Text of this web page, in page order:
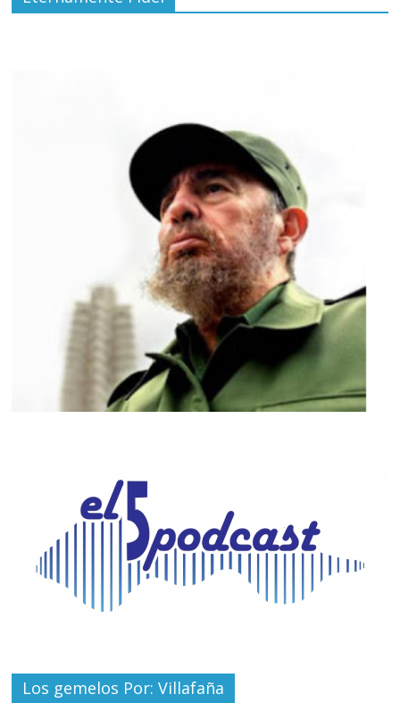
Los gemelos Por: Villafaña